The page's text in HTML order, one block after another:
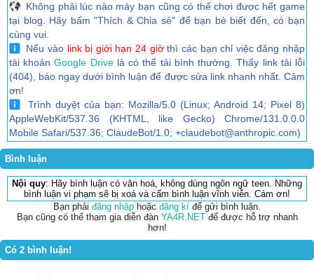
Không phải lúc nào máy bạn cũng có thể chơi được hết game
tại blog. Hãy bấm "Thích & Chia sẻ" để bạn bè biết đến, có bạn
cùng vui.
Nếu vào link bị giới hạn 24 giờthì các bạn chỉ việc đăng nhập
tài khoảnGoogle Drivelà có thể tải bình thường. Thấy link tải lỗi
(404), báo ngay dưới bình luận để được sửa link nhanh nhất. Cảm
ơn!
Trình duyệt của bạn: Mozilla/5.0 (Linux; Android 14; Pixel 8)
AppleWebKit/537.36 (KHTML, like Gecko) Chrome/131.0.0.0
Mobile Safari/537.36; ClaudeBot/1.0; +claudebot@anthropic.com)
Bình luận
Nội quy: Hãy bình luận có văn hoá, không dùng ngôn ngữ teen. Những
bình luận vi phạm sẽ bị xoá và cấm bình luận vĩnh viễn. Cám ơn!
Bạn phải đăng nhập hoặc đăng kí để gửi bình luận.
Bạn cũng có thể tham gia diễn đàn YA4R.NETđể được hỗ trợ nhanh
hơn!
Có 2 bình luận!